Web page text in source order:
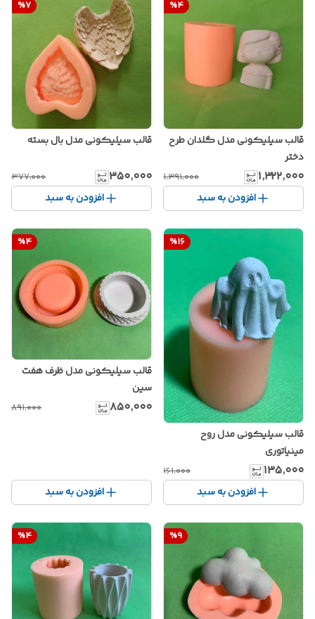
%4
قالب سیلیکونی مدل گلدان طرح
دختر
۱٬۳۲۲٬۰۰۰ ۱٬۳۹۱٬۰۰۰
افزودن به سبد
%7
قالب سیلیکونی مدل بال بسته
۳۵۰٬۰۰۰ ۳۷۷٬۰۰۰
افزودن به سبد
%16
قالب سیلیکونی مدل روح
مینیاتوری
۱۳۵٬۰۰۰ ۱۶۱٬۰۰۰
افزودن به سبد
%4
قالب سیلیکونی مدل ظرف هفت
سین
۸۵۰٬۰۰۰ ۸۹۱٬۰۰۰
افزودن به سبد
%9
%4